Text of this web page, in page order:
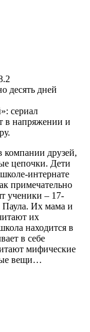
десять дней
сериал
в напряжении и
компании друзей,
цепочки. Дети
интернате
примечательно
ученики – 17-
Паула. Их мама и
их
находится в
в себе
мифические
вещи…